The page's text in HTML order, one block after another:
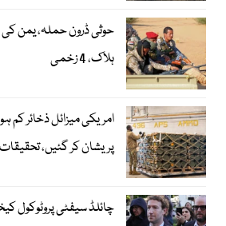
ہلاک، 4 زخمی
امریکی میزائل ذخائر کم
پریشان کر گئیں،
چائلڈ سیفٹی پروٹوکول